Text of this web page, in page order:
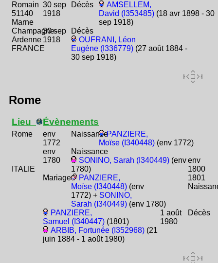
Romain
51140
Marne
Champagne-
Ardenne
FRANCE
30 sep
1918
Décès
AMSELLEM,
David (I353485) (18 avr 1898 - 30
sep 1918)
30 sep
1918
Décès
OUFRANI, Léon
Eugène (I336779)(27 août 1884 -
30 sep 1918)
Rome
Lieu
Rome
ITALIE
Évènements
env
1772
NaissancePANZIERE,
Moïse (I340448) (env 1772)
env
1780
Naissance
SONINO, Sarah (I340449)(env
1780)
env
1800
Mariage
PANZIERE,
Moïse (I340448)(env
1772) + SONINO,
Sarah (I340449)(env 1780)
1801
PANZIERE,
Samuel (I340447) (1801)
1 août
1980
Décès
ARBIB, Fortunée (I352968) (21
juin 1884 - 1 août 1980)